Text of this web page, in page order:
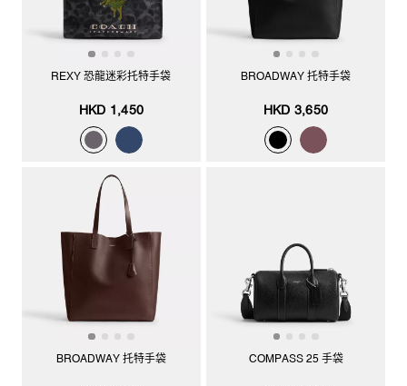
REXY 恐龍迷彩托特手袋
HKD 1,450
BROADWAY 托特手袋
HKD 3,650
BROADWAY 托特手袋 COMPASS 25 手袋